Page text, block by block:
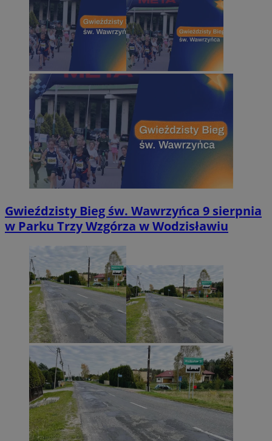
Gwieździsty Bieg św. Wawrzyńca 9 sierpnia
w Parku Trzy Wzgórza w Wodzisławiu